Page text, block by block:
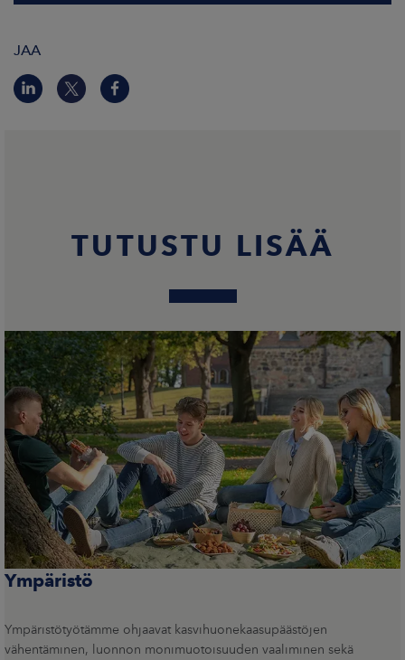
JAA
TUTUSTU LISÄÄ
Ympäristö
Ympäristötyötämme ohjaavat kasvihuonekaasupäästöjen
vähentäminen, luonnon monimuotoisuuden vaaliminen sekä